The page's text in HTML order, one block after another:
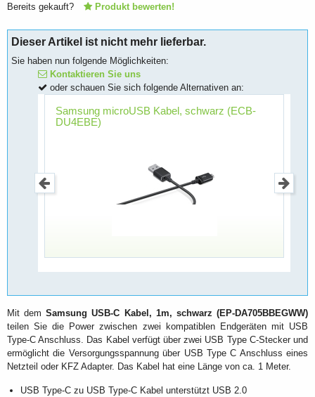
Bereits gekauft? Produkt bewerten!
Dieser Artikel ist nicht mehr lieferbar.
Sie haben nun folgende Möglichkeiten:
Kontaktieren Sie uns
oder schauen Sie sich folgende Alternativen an:
Samsung microUSB Kabel, schwarz (ECB-
DU4EBE)
Mit demSamsung USB-C Kabel, 1m, schwarz (EP-DA705BBEGWW)
teilen Sie die Power zwischen zwei kompatiblen Endgeräten mit USB
Type-C Anschluss. Das Kabel verfügt über zwei USB Type C-Stecker und
ermöglicht die Versorgungsspannung über USB Type C Anschluss eines
Netzteil oder KFZ Adapter. Das Kabel hat eine Länge von ca. 1 Meter.
USB Type-C zu USB Type-C Kabel unterstützt USB 2.0